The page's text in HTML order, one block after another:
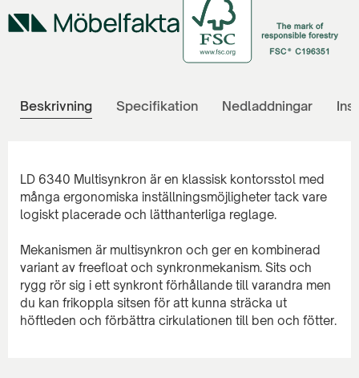
Beskrivning Specifikation Nedladdningar
LD 6340 Multisynkron är en klassisk kontorsstol med
många ergonomiska inställningsmöjligheter tack vare
logiskt placerade och lätthanterliga reglage.
Mekanismen är multisynkron och ger en kombinerad
variant av freefloat och synkronmekanism. Sits och
rygg rör sig i ett synkront förhållande till varandra men
du kan frikoppla sitsen för att kunna sträcka ut